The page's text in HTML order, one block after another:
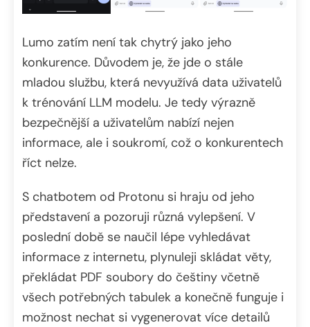
Lumo zatím není tak chytrý jako jeho
konkurence. Důvodem je, že jde o stále
mladou službu, která nevyužívá data uživatelů
k trénování LLM modelu. Je tedy výrazně
bezpečnější a uživatelům nabízí nejen
informace, ale i soukromí, což o konkurentech
říct nelze.
S chatbotem od Protonu si hraju od jeho
představení a pozoruji různá vylepšení. V
poslední době se naučil lépe vyhledávat
informace z internetu, plynuleji skládat věty,
překládat PDF soubory do češtiny včetně
všech potřebných tabulek a konečně funguje i
možnost nechat si vygenerovat více detailů